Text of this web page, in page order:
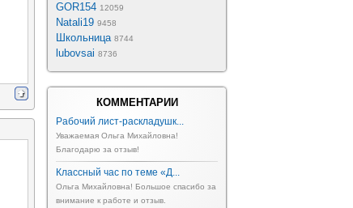
GOR154 12059
Natali19 9458
Школьница 8744
lubovsai 8736
КОММЕНТАРИИ
Рабочий лист-раскладушк...
Уважаемая Ольга Михайловна!
Благодарю за отзыв!
Классный час по теме «Д...
Ольга Михайловна! Большое спасибо за
внимание к работе и отзыв.